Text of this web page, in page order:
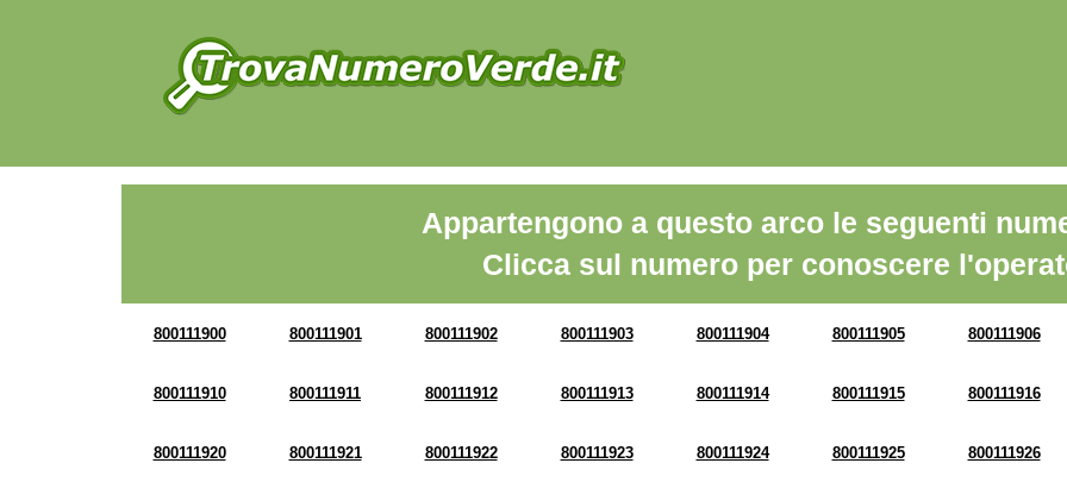
Appartengono a questo arco le seguenti
Clicca sul numero per conoscere
800111900 800111901 800111902 800111903 800111904 800111905 800111906
800111910 800111911 800111912 800111913 800111914 800111915 800111916
800111920 800111921 800111922 800111923 800111924 800111925 800111926